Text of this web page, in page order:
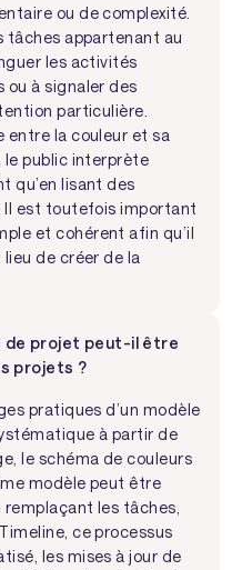
ou de complexité.
tâches appartenant au
les activités
ou à signaler des
particulière.
entre la couleur et sa
public interprète
qu’en lisant des
Il est toutefois important
et cohérent afin qu’il
de créer de la
de projet peut-il être
projets ?
pratiques d’un modèle
à partir de
le schéma de couleurs
modèle peut être
les tâches,
ce processus
les mises à jour de